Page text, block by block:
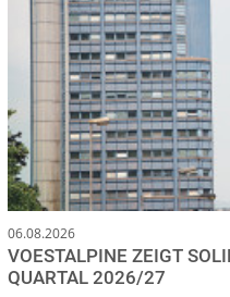
06.08.2026
VOESTALPINE ZEIGT
QUARTAL 2026/27